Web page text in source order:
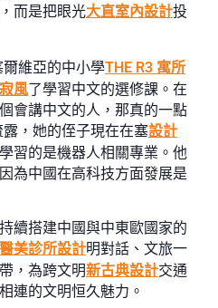
而是把眼光大直室內設計投
爾維亞的中小學THE R3 寓所
風了學習中文的選修課。在
會講中文的人，那真的一點
，她的侄子現在在塞設計
習的是機器人相關專業。他
為中國在高科技方面發展是
續搭建中國與中東歐國家的
醫美診所設計明對話、文旅一
，為跨文明新古典設計交通
連的文明恒久魅力。